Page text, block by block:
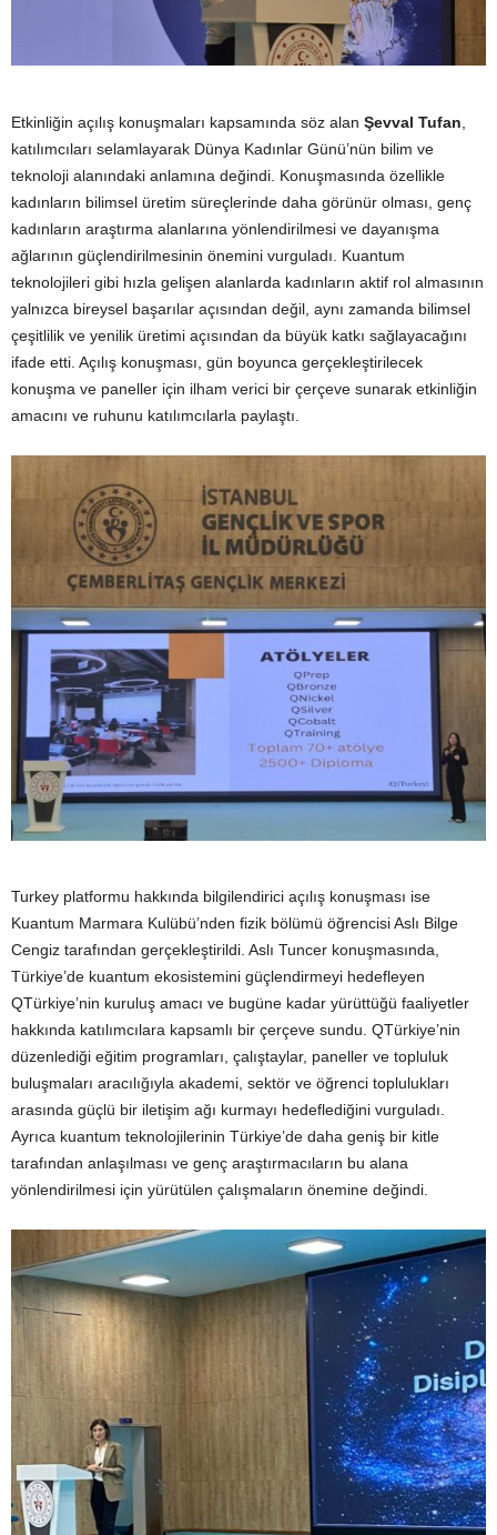
Etkinliğin açılış konuşmaları kapsamında söz alan Şevval Tufan
katılımcıları selamlayarak Dünya Kadınlar Günü’nün bilim ve
teknoloji alanındaki anlamına değindi. Konuşmasında özellikle
kadınların bilimsel üretim süreçlerinde daha görünür olması, genç
kadınların araştırma alanlarına yönlendirilmesi ve dayanışma
ağlarının güçlendirilmesinin önemini vurguladı. Kuantum
teknolojileri gibi hızla gelişen alanlarda kadınların aktif rol almasının
yalnızca bireysel başarılar açısından değil, aynı zamanda bilimsel
çeşitlilik ve yenilik üretimi açısından da büyük katkı sağlayacağını
ifade etti. Açılış konuşması, gün boyunca gerçekleştirilecek
konuşma ve paneller için ilham verici bir çerçeve sunarak etkinliğin
amacını ve ruhunu katılımcılarla paylaştı.
Turkey platformu hakkında bilgilendirici açılış konuşması ise
Kuantum Marmara Kulübü’nden fizik bölümü öğrencisi Aslı Bilge
Cengiz tarafından gerçekleştirildi. Aslı Tuncer konuşmasında,
Türkiye’de kuantum ekosistemini güçlendirmeyi hedefleyen
QTürkiye’nin kuruluş amacı ve bugüne kadar yürüttüğü faaliyetler
hakkında katılımcılara kapsamlı bir çerçeve sundu. QTürkiye’nin
düzenlediği eğitim programları, çalıştaylar, paneller ve topluluk
buluşmaları aracılığıyla akademi, sektör ve öğrenci toplulukları
arasında güçlü bir iletişim ağı kurmayı hedeflediğini vurguladı.
Ayrıca kuantum teknolojilerinin Türkiye’de daha geniş bir kitle
tarafından anlaşılması ve genç araştırmacıların bu alana
yönlendirilmesi için yürütülen çalışmaların önemine değindi.